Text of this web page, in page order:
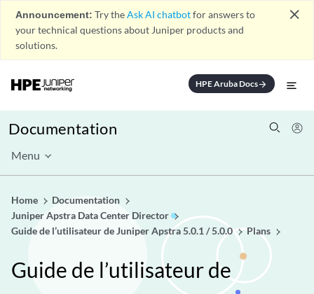
Announcement: Try theAsk AI chatbotfor answers to
your technical questions about Juniper products and
solutions.
close
HPE Aruba Docsarrow_forward
Documentation
Menu
Home
Documentation
Juniper Apstra Data Center Director
Guide de l’utilisateur de Juniper Apstra 5.0.1 / 5.0.0
Plans
Guide de l’utilisateur de